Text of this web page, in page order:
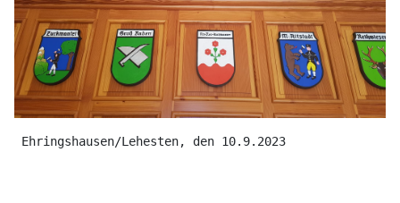
Ehringshausen/Lehesten, den 10.9.2023